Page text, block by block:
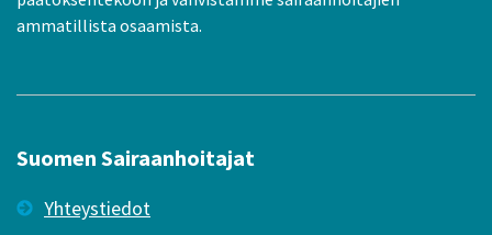
ammatillista osaamista.
Suomen Sairaanhoitajat
Yhteystiedot